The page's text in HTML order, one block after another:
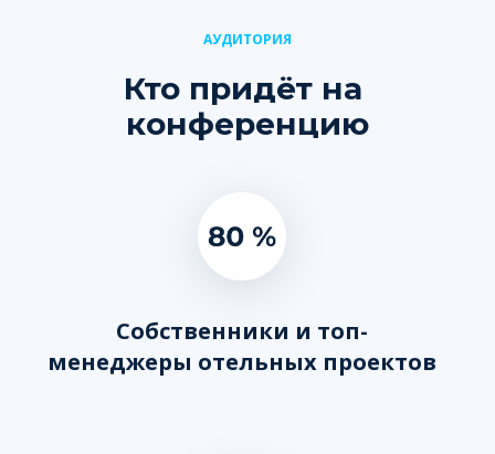
АУДИТОРИЯ
Кто придёт на
конференцию
Собственники и топ-
менеджеры отельных проектов